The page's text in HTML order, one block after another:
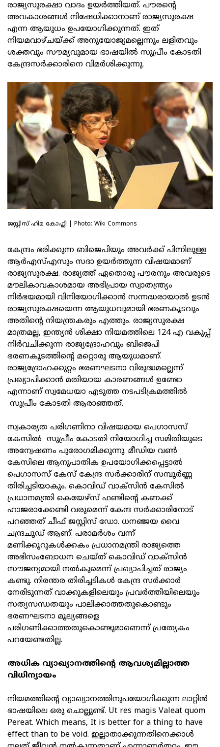
രാജ്യസുരക്ഷാ വാദം ഉയര്‍ത്തിയത്. പൗരന്റെ
അവകാശങ്ങള്‍ നിഷേധിക്കാനാണ് രാജ്യസുരക്ഷ
എന്ന ആയുധം ഉപയോഗിക്കുന്നത്. ഇത്
നിയമവാഴ്ചയ്ക്ക് അനുയോജ്യമല്ലെന്നും ലളിതവും
ശക്തവും സൗമ്യവുമായ ഭാഷയില്‍ സുപ്രീം കോടതി
കേന്ദ്രസര്‍ക്കാരിനെ വിമര്‍ശിക്കുന്നു.
ജസ്റ്റിസ് ഹിമ കോഹ്ലി | Photo: Wiki Commons
കേന്ദ്രം ഭരിക്കുന്ന ബിജെപിയും അവര്‍ക്ക് പിന്നിലുള്ള
ആര്‍എസ്എസും സദാ ഉയര്‍ത്തുന്ന വിഷയമാണ്
രാജ്യസുരക്ഷ. രാജ്യത്ത് ഏതൊരു പൗരനും അവരുടെ
മൗലികാവകാശമായ അഭിപ്രായ സ്വാതന്ത്ര്യം
നിര്‍ഭയമായി വിനിയോഗിക്കാന്‍ സന്നദ്ധരായാല്‍ ഉടന്‍
രാജ്യസുരക്ഷയെന്ന ആയുധവുമായി ഭരണകൂടവും
അതിന്റെ നിയന്ത്രകരും എത്തും. രാജ്യസുരക്ഷ
മാത്രമല്ല, ഇന്ത്യന്‍ ശിക്ഷാ നിയമത്തിലെ 124 എ വകുപ്പ്
നിര്‍വചിക്കുന്ന രാജ്യദ്രോഹവും ബിജെപി
ഭരണകൂടത്തിന്റെ മറ്റൊരു ആയുധമാണ്.
രാജ്യദ്രോഹക്കുറ്റം ഭരണഘടനാ വിരുദ്ധമല്ലെന്ന്
പ്രഖ്യാപിക്കാന്‍ മതിയായ കാരണങ്ങള്‍ ഉണ്ടോ
എന്നാണ് സ്വമേധയാ എടുത്ത നടപടിക്രമത്തില്‍
സുപ്രീം കോടതി ആരാഞ്ഞത്.
സ്വകാര്യത പരിഗണിനാ വിഷയമായ പെഗാസസ്
കേസില്‍ സുപ്രീം കോടതി നിയോഗിച്ച സമിതിയുടെ
അന്വേഷണം പുരോഗമിക്കുന്നു. മീഡിയ വണ്‍
കേസിലെ ആനുപാതിക ഉപയോഗിക്കപ്പെട്ടാല്‍
പെഗാസസ് കേസ് കേന്ദ്ര സര്‍ക്കാരിന് സമ്പൂര്‍ണ്ണ
തിരിച്ചടിയാകും. കൊവിഡ് വാക്‌സിന്‍ കേസില്‍
പ്രധാനമന്ത്രി കെയേഴ്‌സ് ഫണ്ടിന്റെ കണക്ക്
ഹാജരാക്കേണ്ടി വരുമെന്ന് കേന്ദ സര്‍ക്കാരിനോട്
പറഞ്ഞത് ചീഫ് ജസ്റ്റിസ് ഡോ. ധനഞ്ജയ വൈ
ചന്ദ്രചൂഡ് ആണ്. പരാമര്‍ശം വന്ന്
മണിക്കൂറുകള്‍ക്കകം പ്രധാനമന്ത്രി രാജ്യത്തെ
അഭിസംബോധന ചെയ്ത് കൊവിഡ് വാക്‌സിന്‍
സൗജന്യമായി നല്‍കുമെന്ന് പ്രഖ്യാപിച്ചത് രാജ്യം
കണ്ടു. നിരന്തര തിരിച്ചടികള്‍ കേന്ദ്ര സര്‍ക്കാര്‍
നേരിടുന്നത് വാക്കുകളിലെയും പ്രവര്‍ത്തിയിലെയും
സത്യസന്ധതയും പാലിക്കാത്തതുകൊണ്ടും
ഭരണഘടനാ മൂല്യങ്ങളെ
പരിഗണിക്കാത്തതുകൊണ്ടുമാണെന്ന് പ്രത്യേകം
പറയേണ്ടതില്ല.
അധിക വ്യാഖ്യാനത്തിന്റെ ആവശ്യമില്ലാത്ത
വിധിന്യായം
നിയമത്തിന്റെ വ്യാഖ്യാനത്തിനുപയോഗിക്കുന്ന ലാറ്റിന്‍
ഭാഷയിലെ ഒരു ചൊല്ലുണ്ട്. Ut res magis Valeat quom
Pereat. Which means, It is better for a thing to have
effect than to be void. ഇല്ലാതാക്കുന്നതിനെക്കാള്‍